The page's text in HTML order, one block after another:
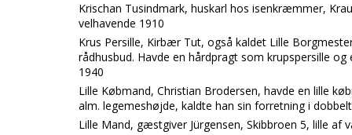
Krischan Tusindmark, huskarl hos isenkræmmer,
velhavende 1910
Krus Persille, Kirbær Tut, også kaldet Lille
rådhusbud. Havde en hårdpragt som krupspersille
1940
Lille Købmand, Christian Brodersen, havde en lille
alm. legemeshøjde, kaldte han sin forretning i
Lille Mand, gæstgiver Jürgensen, Skibbroen 5, lille af